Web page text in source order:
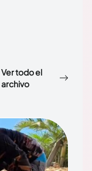
Ver todo el
archivo